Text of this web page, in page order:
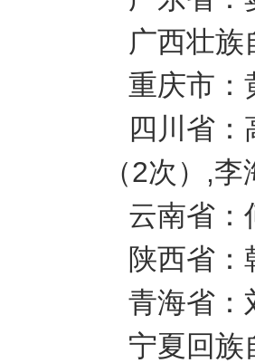
广西壮族
重庆市：
四川省
（2次）,
云南省：
陕西省
青海省：
宁夏回族